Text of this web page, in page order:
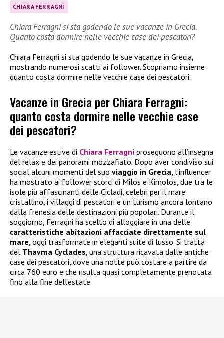
CHIARA FERRAGNI
Chiara Ferragni si sta godendo le sue vacanze in Grecia.
Quanto costa dormire nelle vecchie case dei pescatori?
Chiara Ferragni si sta godendo le sue vacanze in Grecia,
mostrando numerosi scatti ai follower. Scopriamo insieme
quanto costa dormire nelle vecchie case dei pescatori.
Vacanze in Grecia per Chiara Ferragni:
quanto costa dormire nelle vecchie case
dei pescatori?
Le vacanze estive di Chiara Ferragni proseguono all’insegna
del relax e dei panorami mozzafiato. Dopo aver condiviso sui
social alcuni momenti del suo viaggio in Grecia, l’influencer
ha mostrato ai follower scorci di Milos e Kimolos, due tra le
isole più affascinanti delle Cicladi, celebri per il mare
cristallino, i villaggi di pescatori e un turismo ancora lontano
dalla frenesia delle destinazioni più popolari. Durante il
soggiorno, Ferragni ha scelto di alloggiare in una delle
caratteristiche abitazioni affacciate direttamente sul
mare, oggi trasformate in eleganti suite di lusso. Si tratta
del Thavma Cyclades, una struttura ricavata dalle antiche
case dei pescatori, dove una notte può costare a partire da
circa 760 euro e che risulta quasi completamente prenotata
fino alla fine dell’estate.